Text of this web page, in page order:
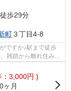
徒歩29分
町３丁目4-8
ですか♪駅まで徒歩
雑踏から離れ住みや
：3,000円 )
0ヶ月